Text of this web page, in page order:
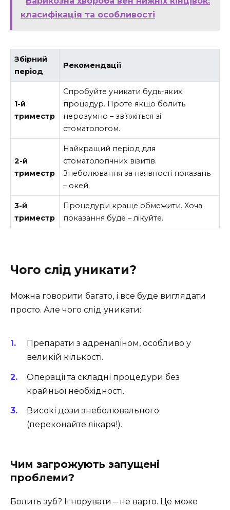
класифікація та особливості
Збірний
період
Рекомендації
1-й
триместр
Спробуйте уникати будь-яких
процедур. Проте якщо болить
нерозумно – зв’яжіться зі
стоматологом.
2-й
триместр
Найкращий період для
стоматологічних візитів.
Знеболювання за наявності показань
– окей.
3-й
триместр
Процедури краще обмежити. Хоча
показання буде – лікуйте.
Чого слід уникати?
Можна говорити багато, і все буде виглядати
просто. Але чого слід уникати:
Препарати з адреналіном, особливо у
великій кількості.
Операції та складні процедури без
крайньої необхідності.
Високі дози знеболювального
(переконайте лікаря!).
Чим загрожують запущені
проблеми?
Болить зуб? Ігнорувати – не варто. Це може